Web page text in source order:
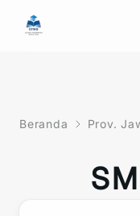
Beranda Prov.